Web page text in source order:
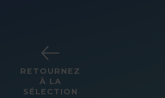
RETOURNEZ
À LA
SÉLECTION